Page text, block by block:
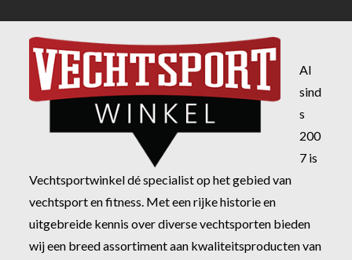
Al
sind
s
200
7 is
Vechtsportwinkel dé specialist op het gebied van
vechtsport en fitness. Met een rijke historie en
uitgebreide kennis over diverse vechtsporten bieden
wij een breed assortiment aan kwaliteitsproducten van